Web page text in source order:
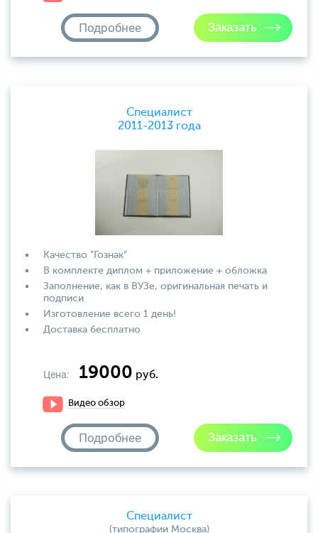
Подробнее
Специалист
2011-2013 года
Качество "Гознак"
В комплекте диплом + приложение + обложка
Заполнение, как в ВУЗе, оригинальная печать и
подписи
Изготовление всего 1 день!
Доставка бесплатно
Цена: 19000 руб.
Видео обзор
Подробнее
Специалист
(типографии Москва)